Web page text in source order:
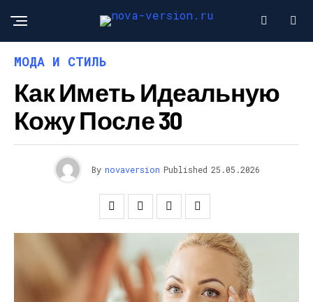
МОДА И СТИЛЬ
Как Иметь Идеальную
Кожу После 30
By novaversion Published 25.05.2026